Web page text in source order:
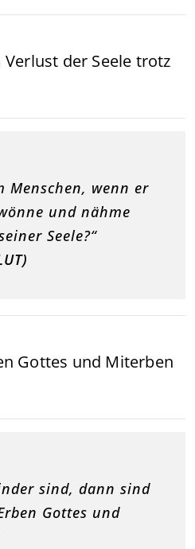
der Seele trotz
Menschen, wenn er
und nähme
Seele?“
Gottes und Miterben
sind, dann sind
Gottes und